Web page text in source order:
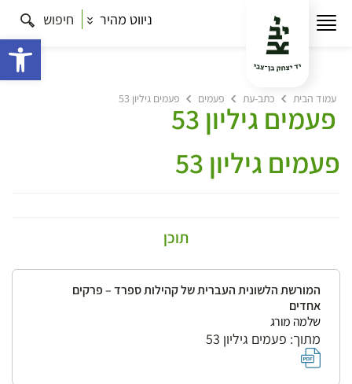
ניווט מהיר חיפוש
עמוד הבית כתב-עת פעמים פעמים גיליון 53
פעמים גיליון 53
פעמים גיליון 53
תוכן
המורשת הלשונית העברית של קהילות ספרד – פרקים
אחדים
שלמה מורג
מתוך: פעמים גיליון 53